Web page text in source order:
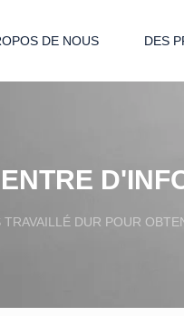
DE NOUS DES
TRAVAILLÉ DUR POUR